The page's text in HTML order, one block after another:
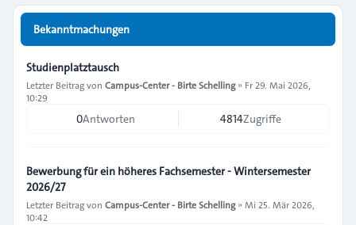
Bekanntmachungen
Studienplatztausch
Letzter Beitrag von Campus-Center - Birte Schelling» Fr 29. Mai 2026,
10:29
0Antworten 4814Zugriffe
Bewerbung für ein höheres Fachsemester - Wintersemester
2026/27
Letzter Beitrag von Campus-Center - Birte Schelling» Mi 25. Mär 2026,
10:42